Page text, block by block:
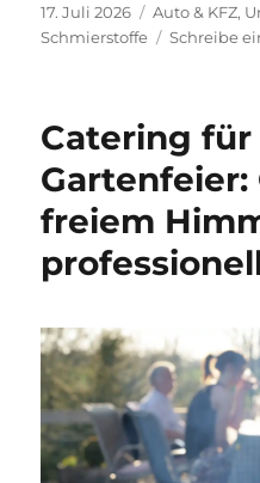
Veröffentlicht
am
17. Juli 2026 Kategorien
Auto & KFZ,
Schmierstoffe
Schreibe
Catering für
Gartenfeier:
freiem